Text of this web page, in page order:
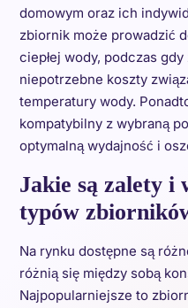
domowym oraz ich
zbiornik może prowadzić
ciepłej wody, podczas
niepotrzebne koszty
temperatury wody.
kompatybilny z wybraną
optymalną wydajność i
Jakie są zalety i
typów
Na rynku dostępne są
różnią się między sobą
Najpopularniejsze to